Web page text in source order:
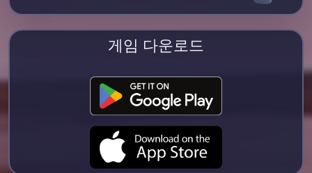
게임 다운로드